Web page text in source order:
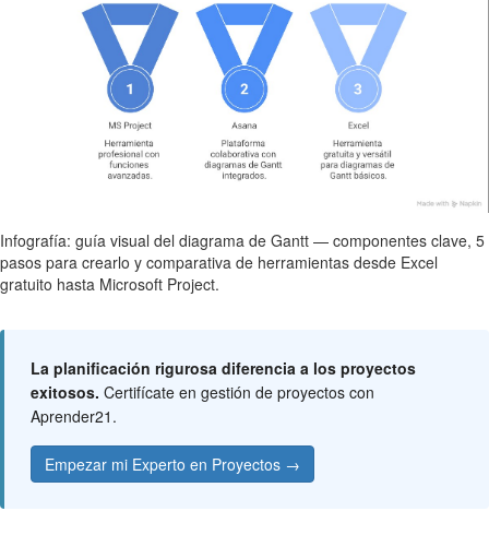
Infografía: guía visual del diagrama de Gantt — componentes clave, 5
pasos para crearlo y comparativa de herramientas desde Excel
gratuito hasta Microsoft Project.
La planificación rigurosa diferencia a los proyectos
exitosos. Certifícate en gestión de proyectos con
Aprender21.
Empezar mi Experto en Proyectos →